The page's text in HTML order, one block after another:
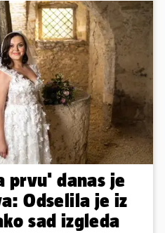
prvu' danas je
Odselila je iz
sad izgleda